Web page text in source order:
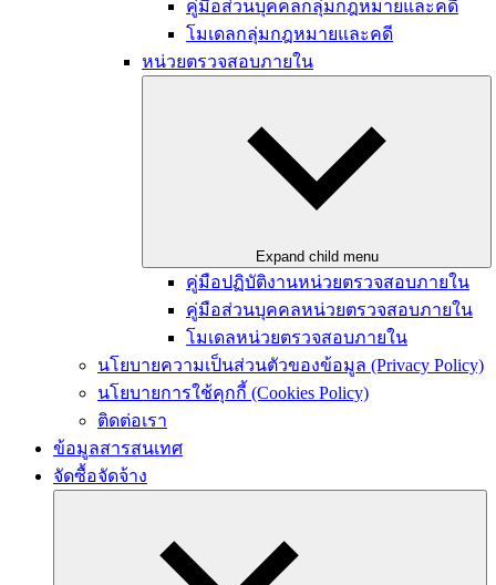
คู่มือส่วนบุคคลกลุ่มกฎหมายและคดี
โมเดลกลุ่มกฎหมายและคดี
หน่วยตรวจสอบภายใน
Expand child menu
คู่มือปฏิบัติงานหน่วยตรวจสอบภายใน
คู่มือส่วนบุคคลหน่วยตรวจสอบภายใน
โมเดลหน่วยตรวจสอบภายใน
นโยบายความเป็นส่วนตัวของข้อมูล (Privacy Policy)
นโยบายการใช้คุกกี้ (Cookies Policy)
ติดต่อเรา
ข้อมูลสารสนเทศ
จัดซื้อจัดจ้าง